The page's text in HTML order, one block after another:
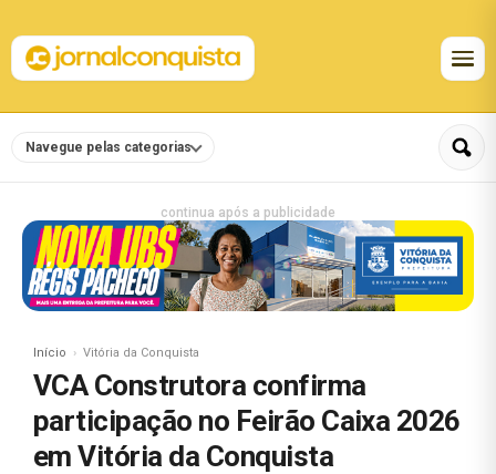
Navegue pelas categorias
continua após a publicidade
Início Vitória da Conquista
VCA Construtora confirma
participação no Feirão Caixa 2026
em Vitória da Conquista